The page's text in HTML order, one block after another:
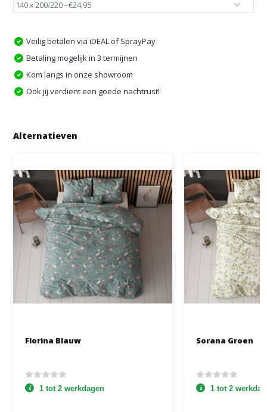
Veilig betalen via iDEAL of SprayPay
Betaling mogelijk in 3 termijnen
Kom langs in onze showroom
Ook jij verdient een goede nachtrust!
Alternatieven
Florina Blauw
1 tot 2 werkdagen
Sorana Groen
1 tot 2